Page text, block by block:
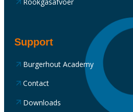
Support
Burgerhout Academy
Contact
Downloads